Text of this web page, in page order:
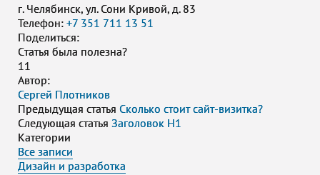
г. Челябинск, ул. Сони Кривой, д. 83
Телефон: +7 351 711 13 51
Поделиться:
Cтатья была полезна?
11
Автор:
Сергей Плотников
Предыдущая статья Сколько стоит сайт-визитка?
Следующая статья Заголовок H1
Категории
Все записи
Дизайн и разработка